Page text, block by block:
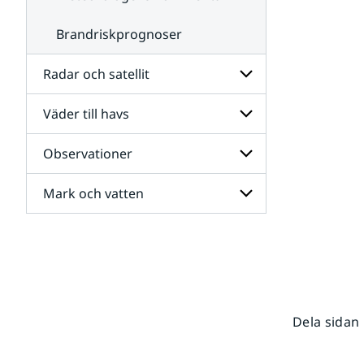
Brandriskprognoser
Radar och satellit
Undersidor
för
Radar
och
satellit
Väder till havs
Undersidor
för
Väder
till
havs
Observationer
Undersidor
för
Mark och vatten
Dela sidan